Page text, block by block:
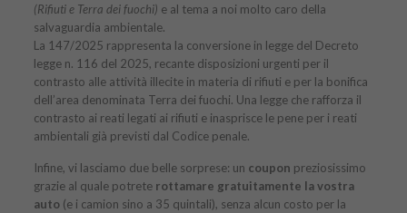
(Rifiuti e Terra dei fuochi) e al tema a noi molto caro della
salvaguardia ambientale.
La 147/2025 rappresenta la conversione in legge del Decreto
legge n. 116 del 2025, recante disposizioni urgenti per il
contrasto alle attività illecite in materia di rifiuti e per la bonifica
dell’area denominata Terra dei fuochi. Una legge che rafforza il
contrasto ai reati legati ai rifiuti e inasprisce le pene per i reati
ambientali già previsti dal Codice penale.
Infine, vi lasciamo due belle sorprese: un coupon preziosissimo
grazie al quale potrete rottamare gratuitamente la vostra
auto (e i camion sino a 35 quintali), senza alcun costo per la